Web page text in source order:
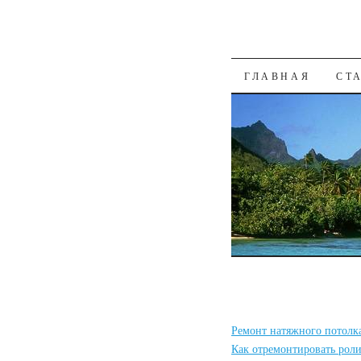
К
ГЛАВНАЯ
Ремонт натяжного
Как отремонтировать